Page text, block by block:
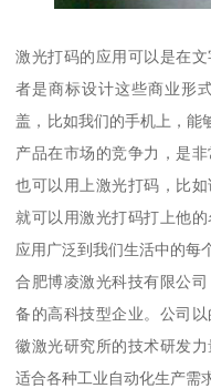
激光打码的应用可以是在
者是商标设计这些商业形
盖，比如我们的手机上，能
产品在市场的竞争力，是
也可以用上激光打码，比
就可以用激光打码打上他
应用广泛到我们生活中的每
合肥博凌激光科技有限公
备的高科技型企业。公司
徽激光研究所的技术研发
适合各种工业自动化生产需